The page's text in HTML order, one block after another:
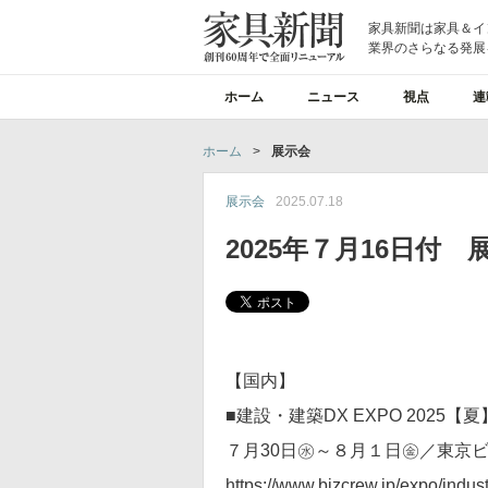
家具新聞は家具＆
業界のさらなる発
ホーム ニュース 視点
ホーム > 展示会
展示会 2025.07.18
2025年７月16日付
【国内】
■建設・建築DX EXPO 2025【夏
７月30日㊌～８月１日㊎／東京